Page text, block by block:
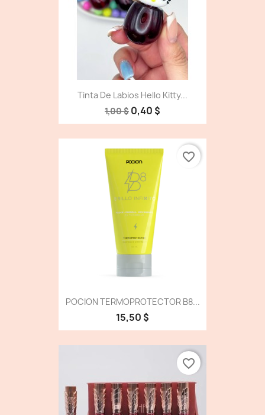
Tinta De Labios Hello Kitty...
1,00 $ 0,40 $
POCION TERMOPROTECTOR B8...
15,50 $
favorite_border
favorite_border